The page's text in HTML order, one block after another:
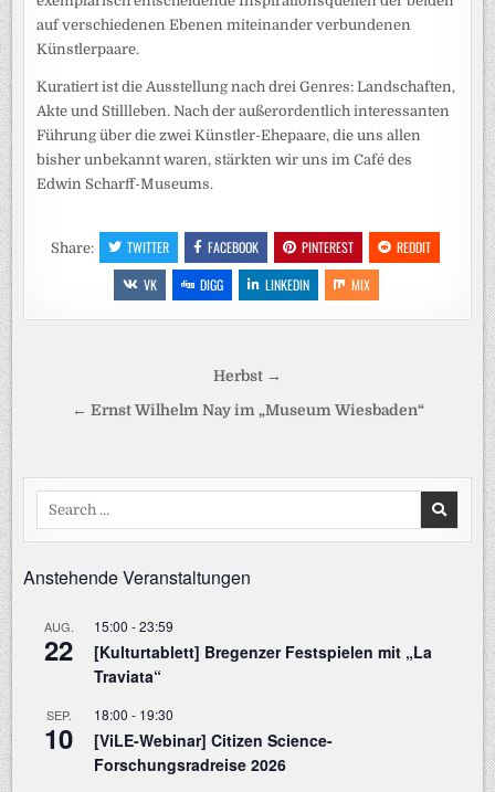
auf verschiedenen Ebenen miteinander verbundenen
Künstlerpaare.
Kuratiert ist die Ausstellung nach drei Genres: Landschaften,
Akte und Stillleben. Nach der außerordentlich interessanten
Führung über die zwei Künstler-Ehepaare, die uns allen
bisher unbekannt waren, stärkten wir uns im Café des
Edwin Scharff-Museums.
Share: TWITTER FACEBOOK PINTEREST
REDDIT
VK
DIGG LINKEDIN MIX
Beitragsnavigation
Herbst →
← Ernst Wilhelm Nay im „Museum Wiesbaden“
Search
Anstehende Veranstaltungen
AUG.
22
15:00 -23:59
[Kulturtablett] Bregenzer Festspielen mit „La
Traviata“
SEP.
10
18:00 - 19:30
[ViLE-Webinar] Citizen Science-
Forschungsradreise 2026